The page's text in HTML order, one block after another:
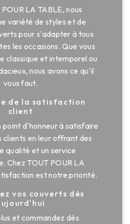
LA TABLE, nous
variété de styles et de
pour s'adapter à tous
les occasions. Que vous
classique et intemporel ou
nous avons ce qu'il
vous faut.
de la satisfaction
client
point d'honneur à satisfaire
clients en leur offrant des
qualité et un service
Chez TOUT POUR LA
est notre priorité.
vos couverts dès
et commandez dès